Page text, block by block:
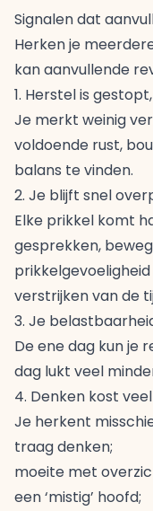
Signalen dat
Herken je
kan aanvullende
1. Herstel is
Je merkt weinig
voldoende rust,
balans te vinden.
2. Je blijft snel
Elke prikkel komt
gesprekken,
verstrijken van de
3. Je
De ene dag kun je
dag lukt veel
4. Denken kost
Je herkent
traag denken;
moeite met
een ‘mistig’ hoofd;